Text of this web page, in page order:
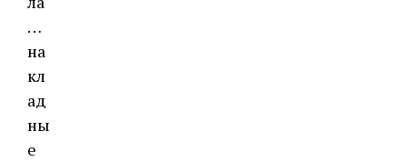
…
на
кл
ад
ны
е